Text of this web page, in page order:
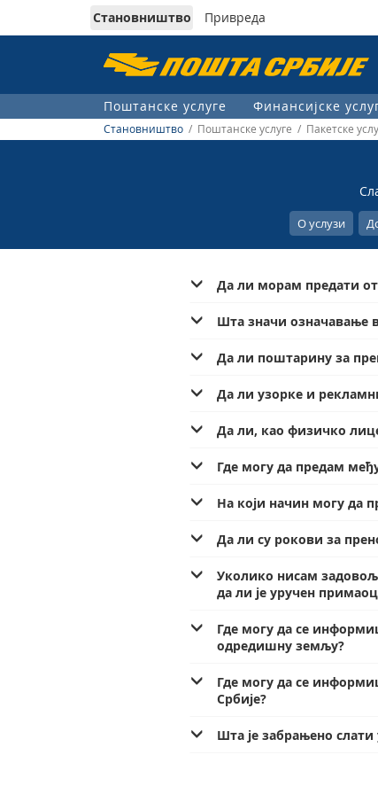
Пошта
Србије
д.о.о.
Становништво Привреда
Поштанске услуге Финансијске
Становништво / Поштанске услуге / Пакетске
О услузи
Да ли морам предати
Шта значи означавање
Да ли поштарину за
Да ли узорке и
Да ли, као физичко
Где могу да предам
На који начин могу да
Да ли су рокови за
Уколико нисам
да ли је уручен
Где могу да се
одредишну земљу?
Где могу да се
Србије?
Шта је забрањено